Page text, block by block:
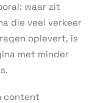
waar zit
die veel verkeer
oplevert, is
met minder
content